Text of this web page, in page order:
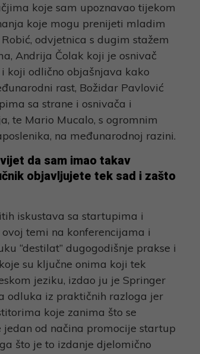
koje sam upoznavao tijekom
koje mogu prenijeti mladim
odvjetnica s dugim stažem
Andrija Čolak koji je osnivač
koji odlično objašnjava kako
rast, Božidar Pavlović
sa strane i osnivača i
te Mario Mucalo, s ogromnim
na međunarodnoj razini.
da sam imao takav
objavljujete tek sad i zašto
iskustava sa startupima i
temi na konferencijama i
“destilat” dugogodišnje prakse i
su ključne onima koji tek
jeziku, izdao ju je Springer
odluka iz praktičnih razloga jer
koje zanima što se
od načina promocije startup
što je to izdanje djelomično